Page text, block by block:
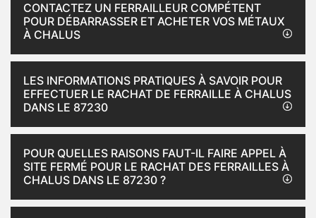
CONTACTEZ UN FERRAILLEUR COMPÉTENT
POUR DÉBARRASSER ET ACHETER VOS MÉTAUX
À CHALUS
LES INFORMATIONS PRATIQUES À SAVOIR POUR
EFFECTUER LE RACHAT DE FERRAILLE À CHALUS
DANS LE 87230
POUR QUELLES RAISONS FAUT-IL FAIRE APPEL À
SITE FERMÉ POUR LE RACHAT DES FERRAILLES À
CHALUS DANS LE 87230 ?